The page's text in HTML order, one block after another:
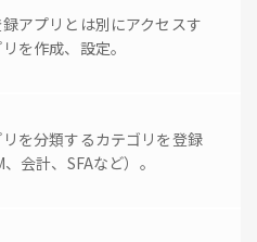
アプリとは別にアクセスす
を作成、設定。
を分類するカテゴリを登録
、会計、SFAなど）。